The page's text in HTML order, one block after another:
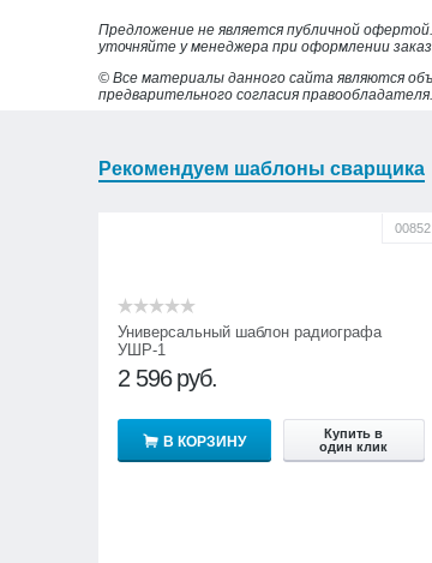
Предложение не является публичной
уточняйте у менеджера при оформлении
© Все материалы данного сайта являются
предварительного согласия правообладателя.
Рекомендуем шаблоны сварщика
00852
Универсальный шаблон радиографа
УШР-1
2 596 руб.
В КОРЗИНУ
Купить в
один клик